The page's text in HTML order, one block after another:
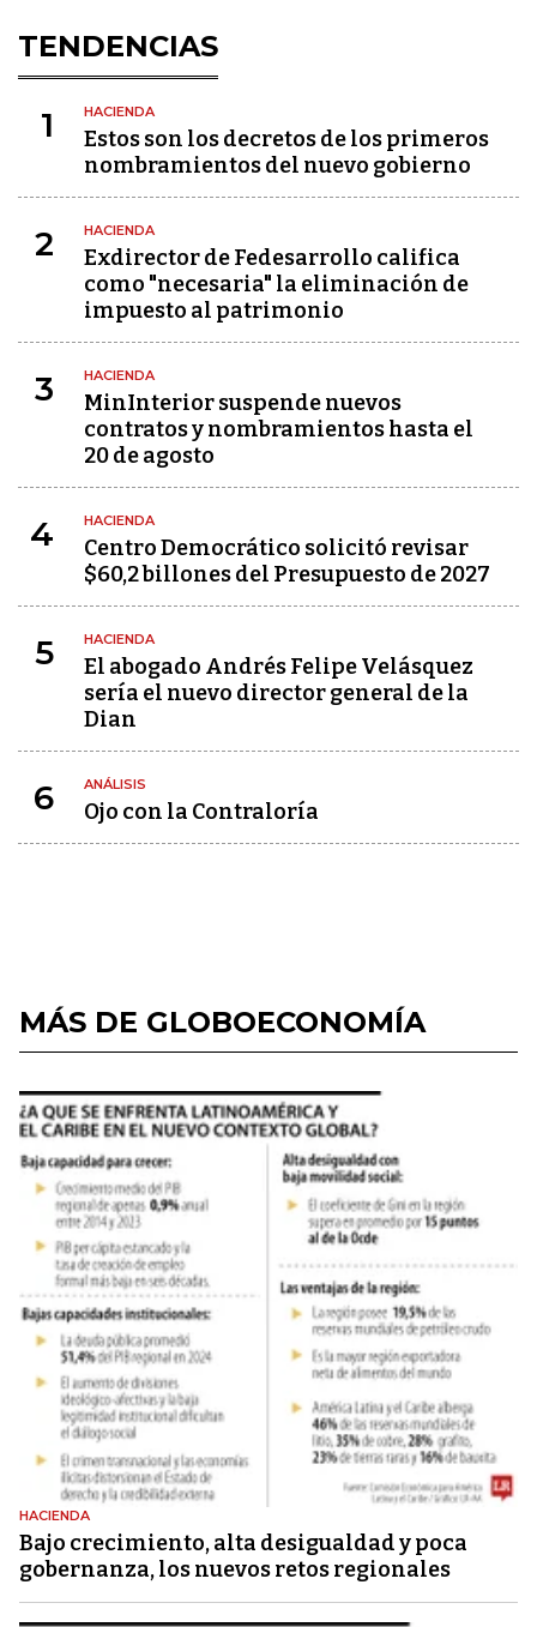
TENDENCIAS
1 HACIENDA
Estos son los decretos de los primeros
nombramientos del nuevo gobierno
2 HACIENDA
Exdirector de Fedesarrollo califica
como "necesaria" la eliminación de
impuesto al patrimonio
3 HACIENDA
MinInterior suspende nuevos
contratos y nombramientos hasta el
20 de agosto
4 HACIENDA
Centro Democrático solicitó revisar
$60,2 billones del Presupuesto de 2027
5 HACIENDA
El abogado Andrés Felipe Velásquez
sería el nuevo director general de la
Dian
6 ANÁLISIS
Ojo con la Contraloría
MÁS DE GLOBOECONOMÍA
HACIENDA
Bajo crecimiento, alta desigualdad y poca
gobernanza, los nuevos retos regionales